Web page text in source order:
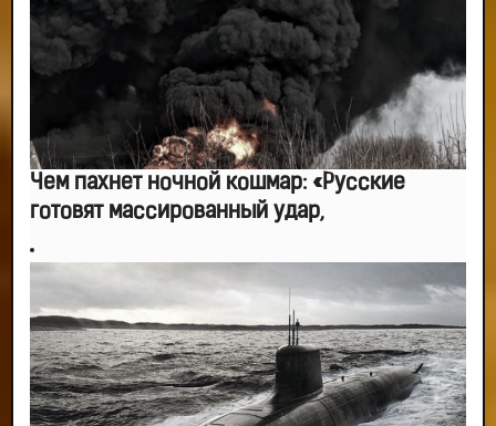
Чем пахнет ночной кошмар: «Русские
готовят массированный удар,